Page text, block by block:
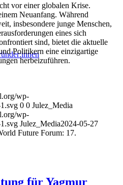
vor einer globalen Krise.
Neuanfang. Während
insbesondere junge Menschen,
eines sich
sind, bietet die aktuelle
Politikern eine einzigartige
herbeizuführen.
wp-
0 0 Julez_Media
wp-
Julez_Media2024-05-27
Future Forum: 17.
für Yagmur